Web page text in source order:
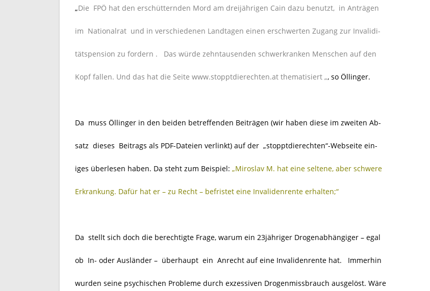
„Die FPÖ hat den erschütternden Mord am dreijährigen Cain dazu benutzt, in Anträgen
im Nationalrat und in verschiedenen Landtagen einen erschwerten Zugang zur Invalidi-
tätspension zu fordern . Das würde zehntausenden schwerkranken Menschen auf den
Kopf fallen. Und das hat die Seite www.stopptdierechten.at thematisiert „, so Öllinger.
Da muss Öllinger in den beiden betreffenden Beiträgen (wir haben diese im zweiten Ab-
satz dieses Beitrags als PDF-Dateien verlinkt) auf der „stopptdierechten“-Webseite ein-
iges überlesen haben. Da steht zum Beispiel: „Miroslav M. hat eine seltene, aber schwere
Erkrankung. Dafür hat er – zu Recht – befristet eine Invalidenrente erhalten;“
Da stellt sich doch die berechtigte Frage, warum ein 23jähriger Drogenabhängiger – egal
ob In- oder Ausländer – überhaupt ein Anrecht auf eine Invalidenrente hat. Immerhin
wurden seine psychischen Probleme durch exzessiven Drogenmissbrauch ausgelöst. Wäre